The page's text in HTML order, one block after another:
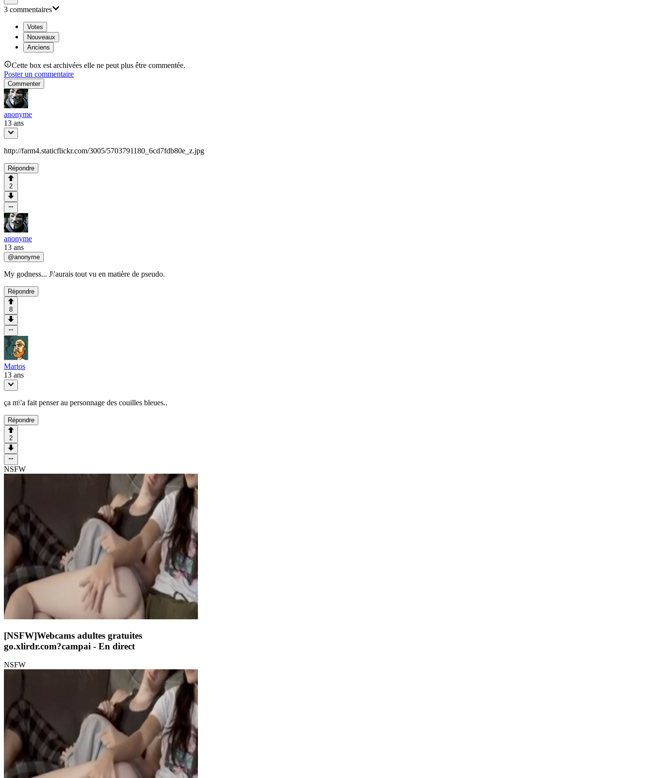
3 commentaires
Votes
Nouveaux
Anciens
Cette box est archivées elle ne peut plus être commentée.
Poster un commentaire
Commenter
anonyme
13 ans
http://farm4.staticflickr.com/3005/5703791180_6cd7fdb80e_z.jpg
Répondre
2
anonyme
13 ans
@anonyme
My godness... J\'aurais tout vu en matière de pseudo.
Répondre
8
Martos
13 ans
ça m\'a fait penser au personnage des couilles bleues..
Répondre
2
NSFW
[NSFW]Webcams adultes gratuites
go.xlirdr.com?campai - En direct
NSFW